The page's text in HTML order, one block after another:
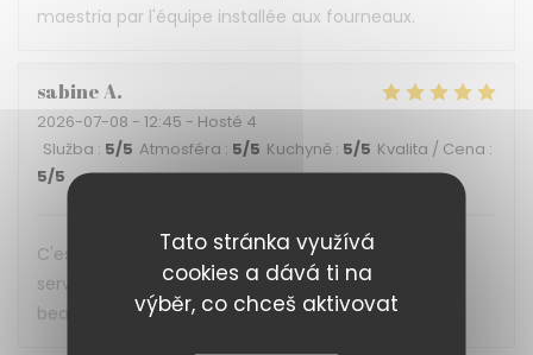
Tato stránka využívá
cookies a dává ti na
výběr, co chceš aktivovat
maestria par l'équipe installée aux fourneaux.
sabineA
2026-07-08 - 12:45 - Hosté 4
Služba : 5/5 Atmosféra : 5/5 Kuchyně : 5/5 Kvalita / Cena :
5/5
C'est une expérience gustative a chaque fois, un
service impeccable. Ne changer rien et merci
beaucoup pour cette accueil. A bientôt